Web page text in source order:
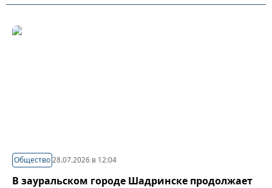
Общество28.07.2026 в 12:04
В зауральском городе Шадринске продолжает